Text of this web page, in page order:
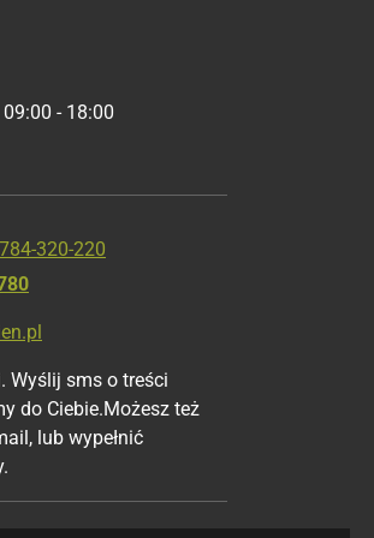
- 18:00
320-220
Wyślij sms o treści
do Ciebie.Możesz też
lub wypełnić